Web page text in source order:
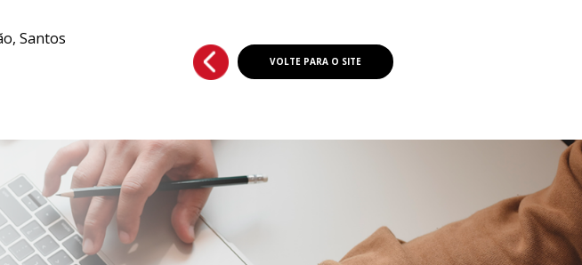
Santos
VOLTE PARA O SITE